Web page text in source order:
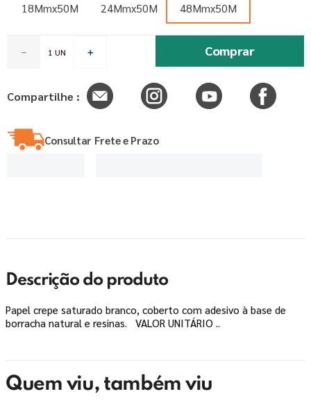
18Mmx50M 24Mmx50M 48Mmx50M
＋
－ Comprar
Compartilhe :
Consultar Frete e Prazo
Descrição do produto
Papel crepe saturado branco, coberto com adesivo à base de
borracha natural e resinas. VALOR UNITÁRIO ..
Quem viu, também viu